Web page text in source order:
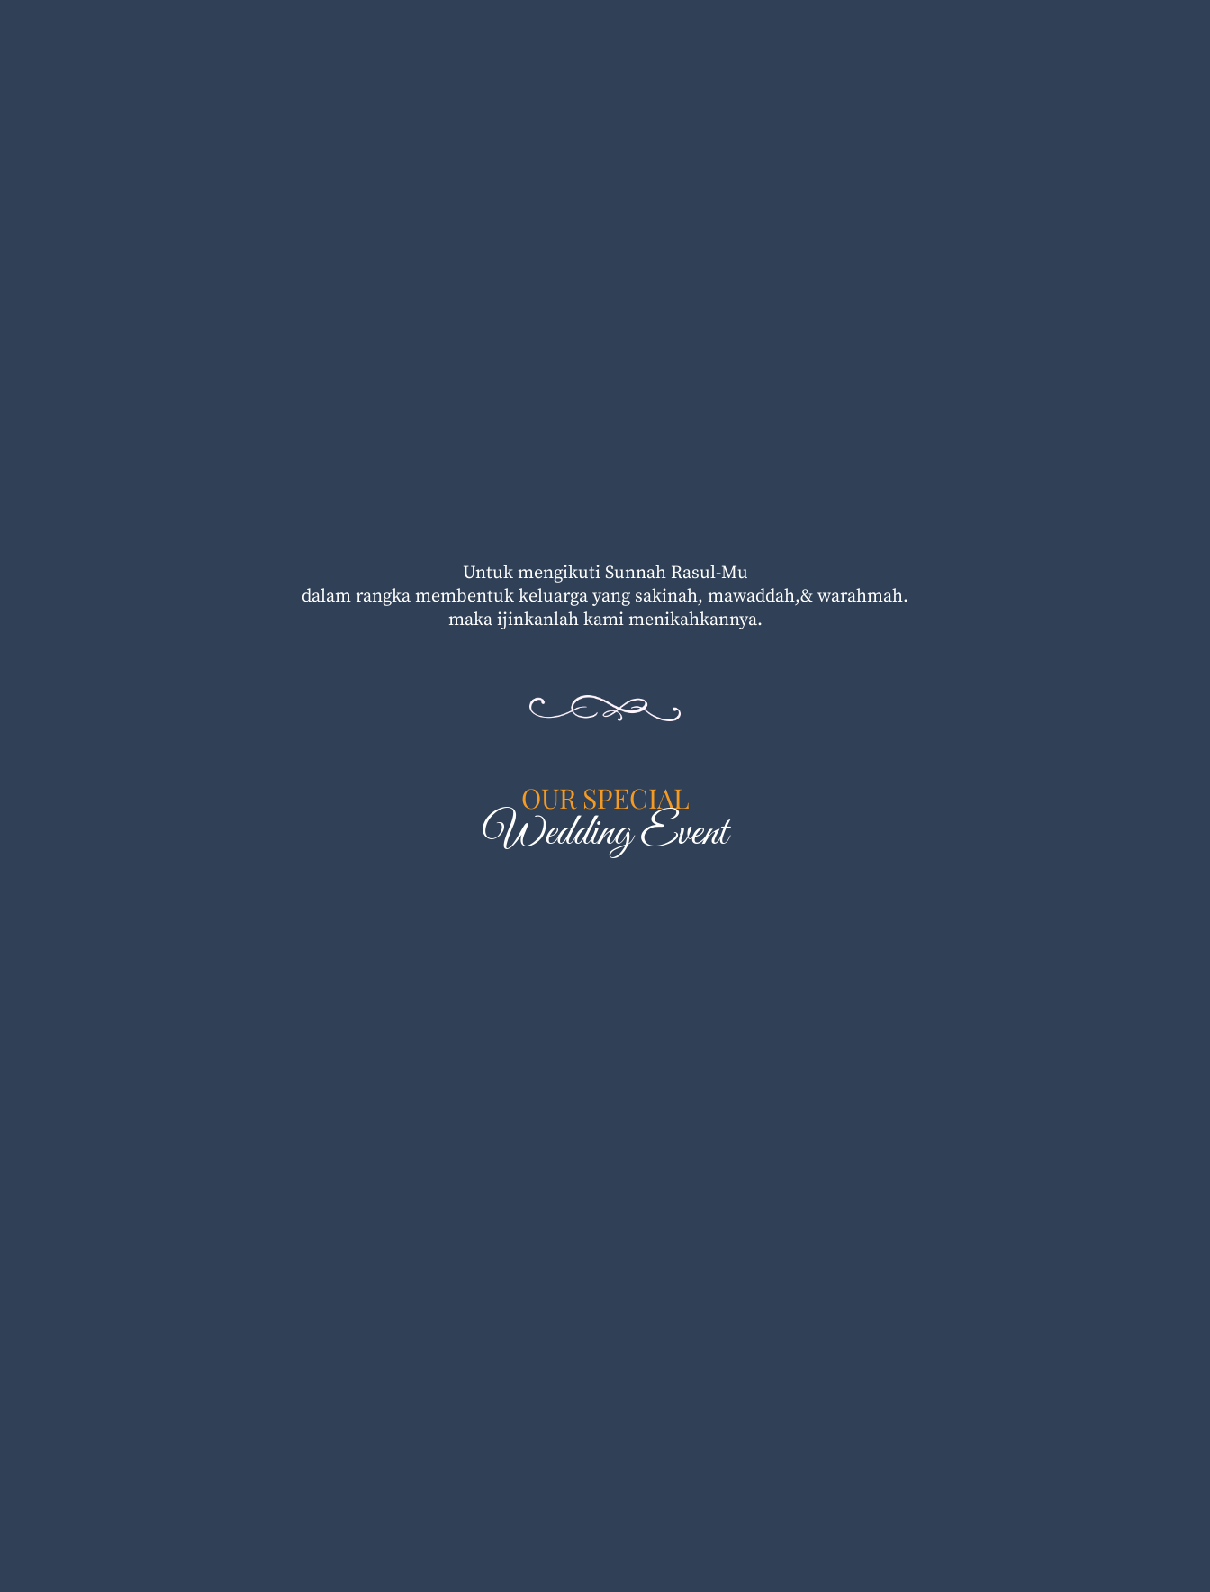
Untuk mengikuti Sunnah Rasul-Mu
dalam rangka membentuk keluarga yang sakinah, mawaddah,& warahmah.
maka ijinkanlah kami menikahkannya.
OUR SPECIAL
Wedding Event